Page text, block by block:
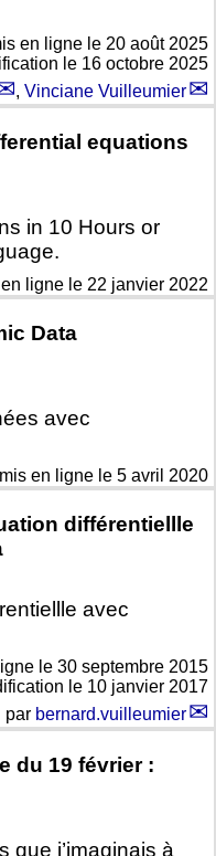
en ligne le 20 août 2025
le 16 octobre 2025
, Vinciane Vuilleumier
equations
in 10 Hours or
ligne le 22 janvier 2022
Data
avec
en ligne le 5 avril 2020
différentiellle
avec
le 30 septembre 2015
le 10 janvier 2017
par bernard.vuilleumier
du 19 février :
que j’imaginais à